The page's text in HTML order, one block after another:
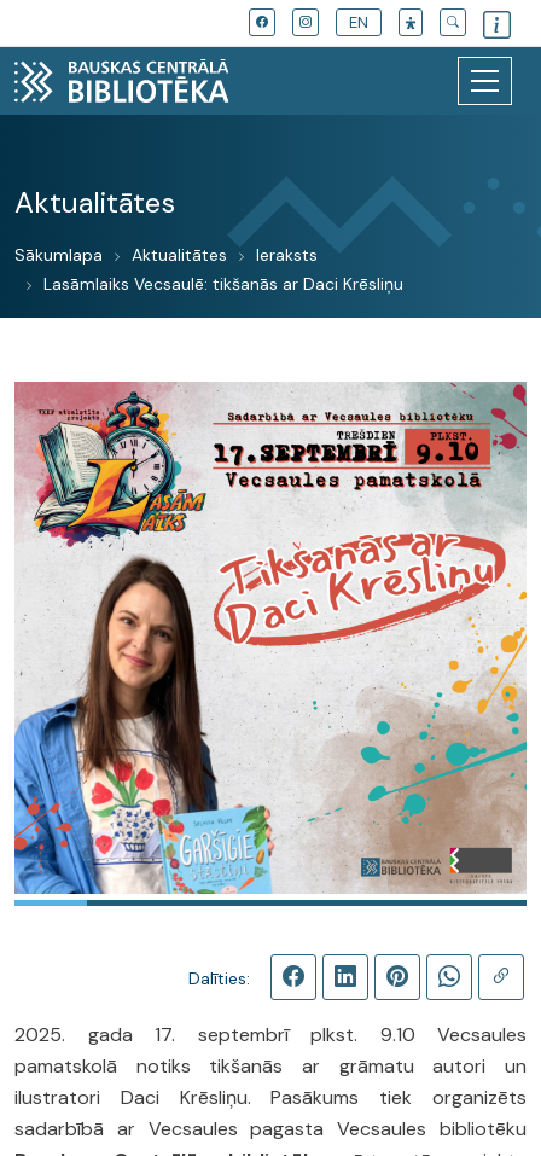
EN
Aktualitātes
Sākumlapa Aktualitātes
Ieraksts
Lasāmlaiks Vecsaulē: tikšanās ar Daci Krēsliņu
Dalīties:
2025. gada 17. septembrī plkst. 9.10 Vecsaules
pamatskolā notiks tikšanās ar grāmatu autori un
ilustratori Daci Krēsliņu. Pasākums tiek organizēts
sadarbībā ar Vecsaules pagasta Vecsaules bibliotēku